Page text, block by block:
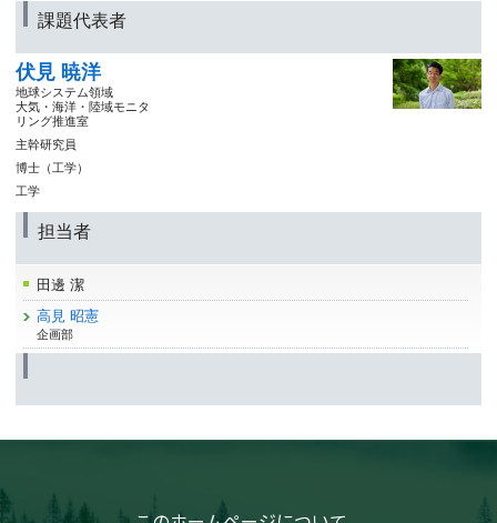
課題代表者
伏見 暁洋
地球システム領域
大気・海洋・陸域モニタ
リング推進室
主幹研究員
博士（工学）
工学
担当者
田邊 潔
高見 昭憲
企画部